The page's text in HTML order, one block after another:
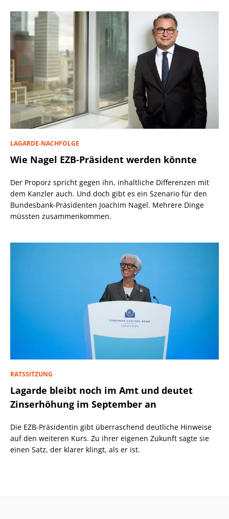
LAGARDE-NACHFOLGE
Wie Nagel EZB-Präsident werden könnte
Der Proporz spricht gegen ihn, inhaltliche Differenzen mit
dem Kanzler auch. Und doch gibt es ein Szenario für den
Bundesbank-Präsidenten Joachim Nagel. Mehrere Dinge
müssten zusammenkommen.
RATSSITZUNG
Lagarde bleibt noch im Amt und deutet
Zinserhöhung im September an
Die EZB-Präsidentin gibt überraschend deutliche Hinweise
auf den weiteren Kurs. Zu ihrer eigenen Zukunft sagte sie
einen Satz, der klarer klingt, als er ist.